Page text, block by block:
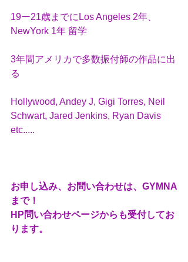
19ー21歳までにLos Angeles 2年、
NewYork 1年 留学
3年間アメリカで多数振付師の作品に出
る
Hollywood, Andey J, Gigi Torres, Neil
Schwart, Jared Jenkins, Ryan Davis
etc.....
お申し込み、お問い合わせは、GYMNA
まで！
HP問い合わせページからも受付してお
ります。